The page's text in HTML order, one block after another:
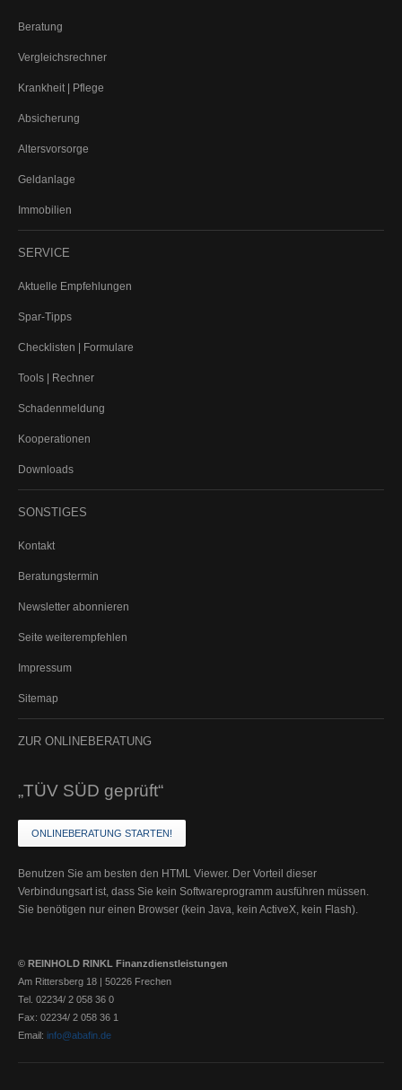
Beratung
Vergleichsrechner
Krankheit | Pflege
Absicherung
Altersvorsorge
Geldanlage
Immobilien
SERVICE
Aktuelle Empfehlungen
Spar-Tipps
Checklisten | Formulare
Tools | Rechner
Schadenmeldung
Kooperationen
Downloads
SONSTIGES
Kontakt
Beratungstermin
Newsletter abonnieren
Seite weiterempfehlen
Impressum
Sitemap
ZUR ONLINEBERATUNG
„TÜV SÜD geprüft“
ONLINEBERATUNG STARTEN!
Benutzen Sie am besten den HTML Viewer. Der Vorteil dieser
Verbindungsart ist, dass Sie kein Softwareprogramm ausführen müssen.
Sie benötigen nur einen Browser (kein Java, kein ActiveX, kein Flash).
© REINHOLD RINKL Finanzdienstleistungen
Am Rittersberg 18 | 50226 Frechen
Tel. 02234/ 2 058 36 0
Fax: 02234/ 2 058 36 1
Email: info@abafin.de